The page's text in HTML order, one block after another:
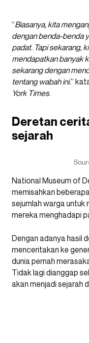
“Biasanya, kita
dengan benda-benda
padat. Tapi sekarang,
mendapatkan banyak
sekarang dengan
tentang wabah ini.”
York Times.
Deretan
sejarah
National Museum of
memisahkan
sejumlah warga untuk
mereka menghadapi
Dengan adanya hasil
menceritakan ke
dunia pernah
Tidak lagi dianggap
akan menjadi sejarah